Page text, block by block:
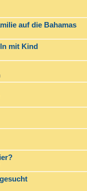
auf die Bahamas
mit Kind